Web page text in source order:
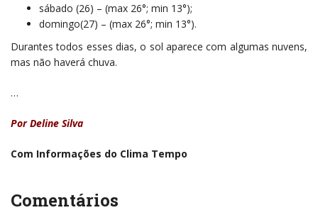
sábado (26) – (max 26°; min 13°);
domingo(27) – (max 26°; min 13°).
Durantes todos esses dias, o sol aparece com algumas nuvens,
mas não haverá chuva.
…
Por Deline Silva
Com Informações do Clima Tempo
Comentários